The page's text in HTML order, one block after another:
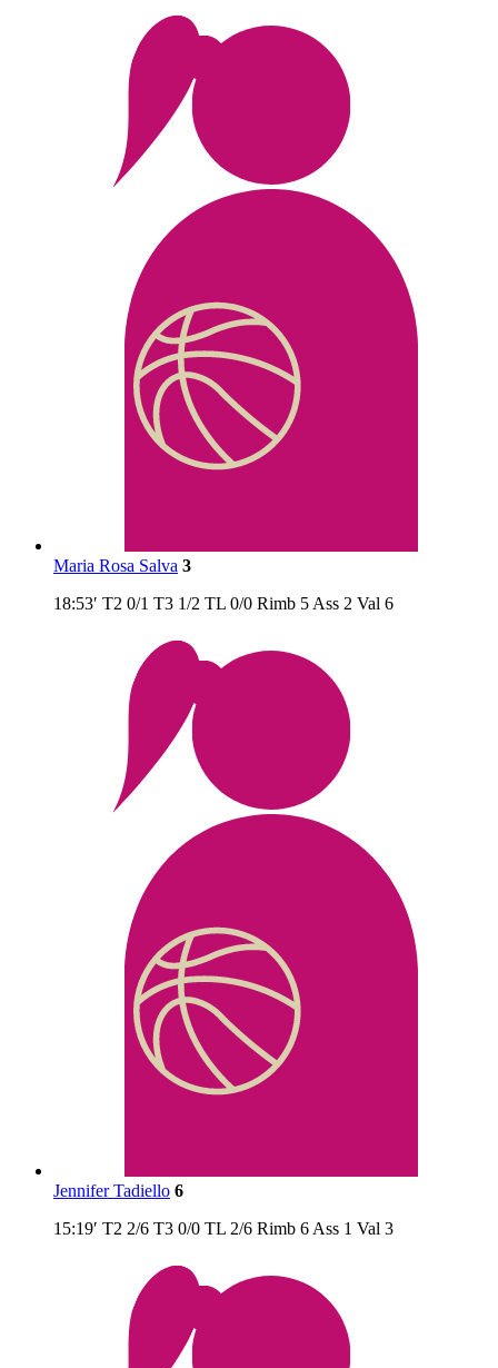
Maria Rosa Salva 3
18:53′ T2 0/1 T3 1/2 TL 0/0 Rimb 5 Ass 2 Val 6
Jennifer Tadiello 6
15:19′ T2 2/6 T3 0/0 TL 2/6 Rimb 6 Ass 1 Val 3